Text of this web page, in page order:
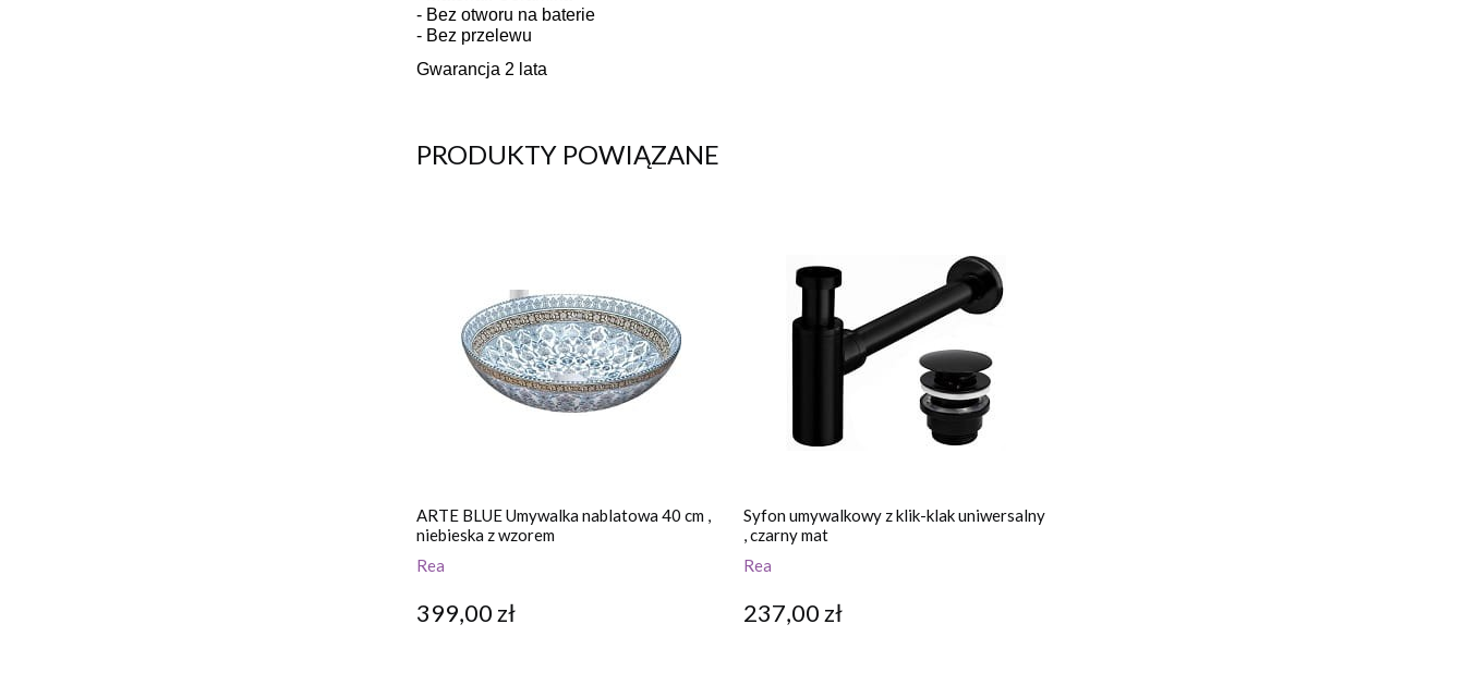
- Bez otworu na baterie
- Bez przelewu
Gwarancja 2 lata
PRODUKTY POWIĄZANE
ARTE BLUE Umywalka nablatowa 40 cm ,
niebieska z wzorem
Rea
399,00 zł
Syfon umywalkowy z klik-klak uniwersalny
, czarny mat
Rea
237,00 zł